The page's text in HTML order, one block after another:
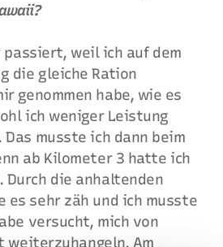
weil ich auf dem
die gleiche Ration
genommen habe, wie es
ich weniger Leistung
musste ich dann beim
ab Kilometer 3 hatte ich
Durch die anhaltenden
es sehr zäh und ich musste
versucht, mich von
Am